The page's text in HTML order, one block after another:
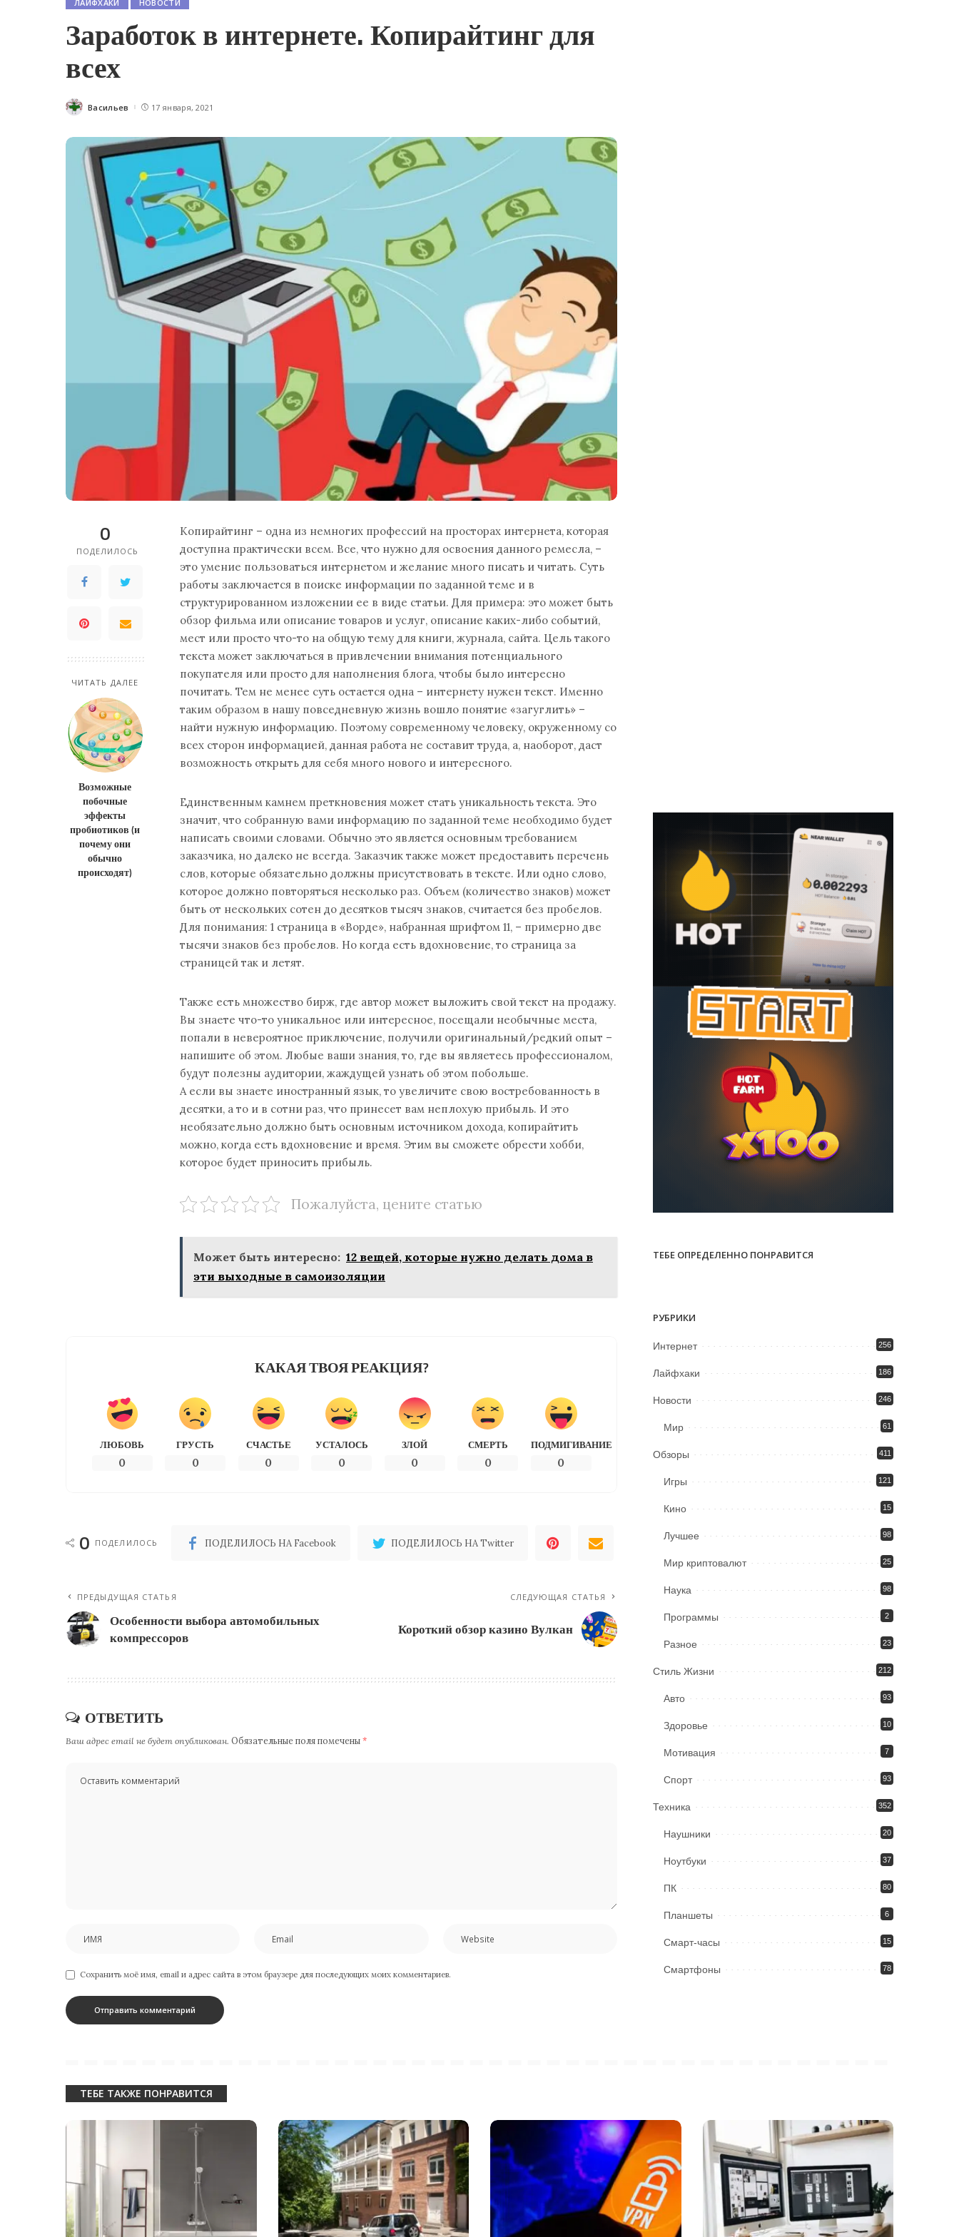
ЛАЙФХАКИ НОВОСТИ
Заработок в интернете. Копирайтинг для
всех
Posted
Васильев 17 января, 2021
0
ПОДЕЛИЛОСЬ
ЧИТАТЬ ДАЛЕЕ
Возможные
побочные
эффекты
пробиотиков (и
почему они
обычно
происходят)
Копирайтинг – одна из немногих профессий на просторах интернета, которая
доступна практически всем. Все, что нужно для освоения данного ремесла, –
это умение пользоваться интернетом и желание много писать и читать. Суть
работы заключается в поиске информации по заданной теме и в
структурированном изложении ее в виде статьи. Для примера: это может быть
обзор фильма или описание товаров и услуг, описание каких-либо событий,
мест или просто что-то на общую тему для книги, журнала, сайта. Цель такого
текста может заключаться в привлечении внимания потенциального
покупателя или просто для наполнения блога, чтобы было интересно
почитать. Тем не менее суть остается одна – интернету нужен текст. Именно
таким образом в нашу повседневную жизнь вошло понятие «загуглить» –
найти нужную информацию. Поэтому современному человеку, окруженному со
всех сторон информацией, данная работа не составит труда, а, наоборот, даст
возможность открыть для себя много нового и интересного.
Единственным камнем преткновения может стать уникальность текста. Это
значит, что собранную вами информацию по заданной теме необходимо будет
написать своими словами. Обычно это является основным требованием
заказчика, но далеко не всегда. Заказчик также может предоставить перечень
слов, которые обязательно должны присутствовать в тексте. Или одно слово,
которое должно повторяться несколько раз. Объем (количество знаков) может
быть от нескольких сотен до десятков тысяч знаков, считается без пробелов.
Для понимания: 1 страница в «Ворде», набранная шрифтом 11, – примерно две
тысячи знаков без пробелов. Но когда есть вдохновение, то страница за
страницей так и летят.
Также есть множество бирж, где автор может выложить свой текст на продажу.
Вы знаете что-то уникальное или интересное, посещали необычные места,
попали в невероятное приключение, получили оригинальный/редкий опыт –
напишите об этом. Любые ваши знания, то, где вы являетесь профессионалом,
будут полезны аудитории, жаждущей узнать об этом побольше.
А если вы знаете иностранный язык, то увеличите свою востребованность в
десятки, а то и в сотни раз, что принесет вам неплохую прибыль. И это
необязательно должно быть основным источником дохода, копирайтить
можно, когда есть вдохновение и время. Этим вы сможете обрести хобби,
которое будет приносить прибыль.
Пожалуйста, цените статью
Может быть интересно: 12 вещей, которые нужно делать дома в
эти выходные в самоизоляции
КАКАЯ ТВОЯ РЕАКЦИЯ?
ЛЮБОВЬ
0
ГРУСТЬ
0
СЧАСТЬЕ
0
УСТАЛОСЬ
0
ЗЛОЙ
0
СМЕРТЬ
0
ПОДМИГИВАНИЕ
0
0 ПОДЕЛИЛОСЬ ПОДЕЛИЛОСЬ НА Facebook ПОДЕЛИЛОСЬ НА Twitter
ПРЕДЫДУЩАЯ СТАТЬЯ
Особенности выбора автомобильных
компрессоров
СЛЕДУЮЩАЯ СТАТЬЯ
Короткий обзор казино Вулкан
ОТВЕТИТЬ
Ваш адрес email не будет опубликован. Обязательные поля помечены *
Сохранить моё имя, email и адрес сайта в этом браузере для последующих моих комментариев.
ТЕБЕ ОПРЕДЕЛЕННО ПОНРАВИТСЯ
РУБРИКИ
Интернет 256
Лайфхаки 186
Новости 246
Мир 61
Обзоры 411
Игры 121
Кино 15
Лучшее 98
Мир криптовалют 25
Наука 98
Программы 2
Разное 23
Стиль Жизни 212
Авто 93
Здоровье 10
Мотивация 7
Спорт 93
Техника 352
Наушники 20
Ноутбуки 37
ПК 80
Планшеты 6
Смарт-часы 15
Смартфоны 78
ТЕБЕ ТАКЖЕ ПОНРАВИТСЯ